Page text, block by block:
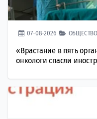
07-08-2026 ОБЩЕСТВО
«Врастание в пять
онкологи спасли